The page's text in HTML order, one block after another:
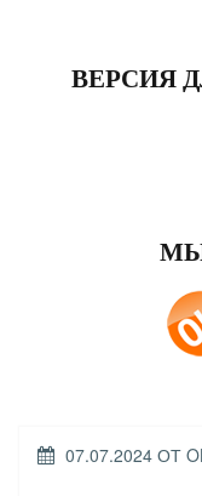
ВЕРСИЯ
ОПУБЛИКОВАНО
07.07.2024 ОТ